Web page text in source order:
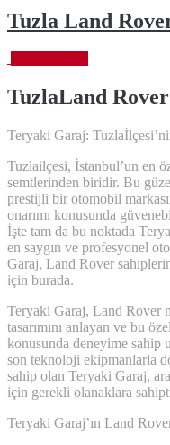
Tuzla Land
TuzlaLand Rover
Teryaki Garaj:
Tuzlailçesi, İstanbul’un en
semtlerinden biridir. Bu
prestijli bir otomobil
onarımı konusunda
İşte tam da bu noktada
en saygın ve profesyonel
Garaj, Land Rover
için burada.
Teryaki Garaj, Land Rover
tasarımını anlayan ve bu
konusunda deneyime sahip
son teknoloji ekipmanlarla
sahip olan Teryaki Garaj,
için gerekli olanaklara
Teryaki Garaj’ın Land